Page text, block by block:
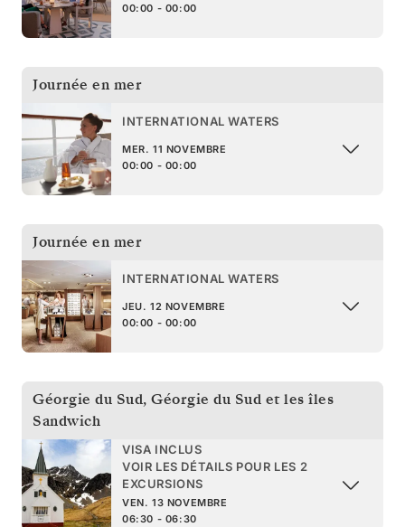
00:00 - 00:00
Journée en mer
INTERNATIONAL WATERS
MER. 11 NOVEMBRE
00:00 - 00:00
Journée en mer
INTERNATIONAL WATERS
JEU. 12 NOVEMBRE
00:00 - 00:00
Géorgie du Sud, Géorgie du Sud et les îles
Sandwich
VISA INCLUS
VOIR LES DÉTAILS POUR LES 2
EXCURSIONS
VEN. 13 NOVEMBRE
06:30 - 06:30